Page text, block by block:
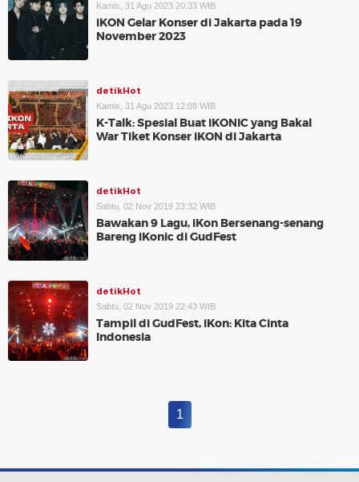
Kamis, 31 Agu 2023 20:33 WIB
iKON Gelar Konser di Jakarta pada 19
November 2023
detikHot
Kamis, 31 Agu 2023 12:08 WIB
K-Talk: Spesial Buat iKONIC yang Bakal
War Tiket Konser iKON di Jakarta
detikHot
Sabtu, 02 Nov 2019 23:32 WIB
Bawakan 9 Lagu, iKon Bersenang-senang
Bareng iKonic di GudFest
detikHot
Sabtu, 02 Nov 2019 22:43 WIB
Tampil di GudFest, iKon: Kita Cinta
Indonesia
1